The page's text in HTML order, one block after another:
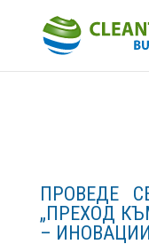
ПРОВЕДЕ
„ПРЕХОД
–